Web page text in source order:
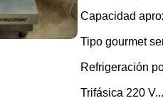
Capacidad
Tipo gourmet
Refrigeración
Trifásica 220